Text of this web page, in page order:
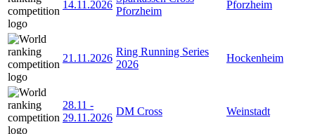
14.11.2026
Pforzheim
Pforzheim
21.11.2026
Ring Running Series
2026
Hockenheim
28.11 -
29.11.2026
DM Cross Weinstadt